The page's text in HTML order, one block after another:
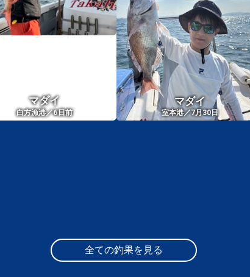
マダイ
白方漁港／6日前
マダイ
室本港／7月30日
全ての釣果を見る